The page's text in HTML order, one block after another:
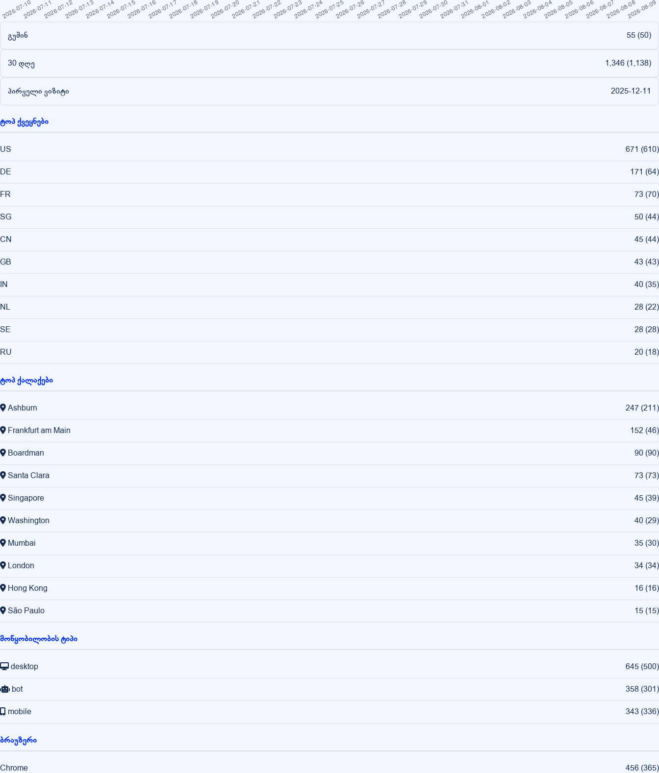
გუშინ 55 (50)
30 დღე 1,346 (1,138)
პირველი ვიზიტი 2025-12-11
ტოპ ქვეყნები
US 671 (610)
DE 171 (64)
FR 73 (70)
SG 50 (44)
CN 45 (44)
GB 43 (43)
IN 40 (35)
NL 28 (22)
SE 28 (28)
RU 20 (18)
ტოპ ქალაქები
Ashburn 247 (211)
Frankfurt am Main 152 (46)
Boardman 90 (90)
Santa Clara 73 (73)
Singapore 45 (39)
Washington 40 (29)
Mumbai 35 (30)
London 34 (34)
Hong Kong 16 (16)
São Paulo 15 (15)
მოწყობილობის ტიპი
desktop 645 (500)
bot 358 (301)
mobile 343 (336)
ბრაუზერი
Chrome 456 (365)